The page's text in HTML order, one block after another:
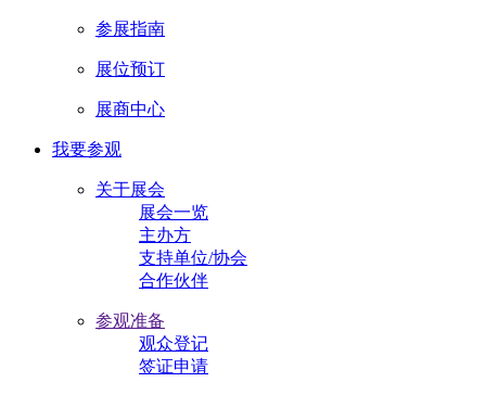
参展指南
展位预订
展商中心
我要参观
关于展会
展会一览
主办方
支持单位/协会
合作伙伴
参观准备
观众登记
签证申请